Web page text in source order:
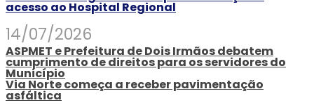
acesso ao Hospital Regional
14/07/2026
ASPMET e Prefeitura de Dois Irmãos debatem
cumprimento de direitos para os servidores do
Município
Via Norte começa a receber pavimentação
asfáltica